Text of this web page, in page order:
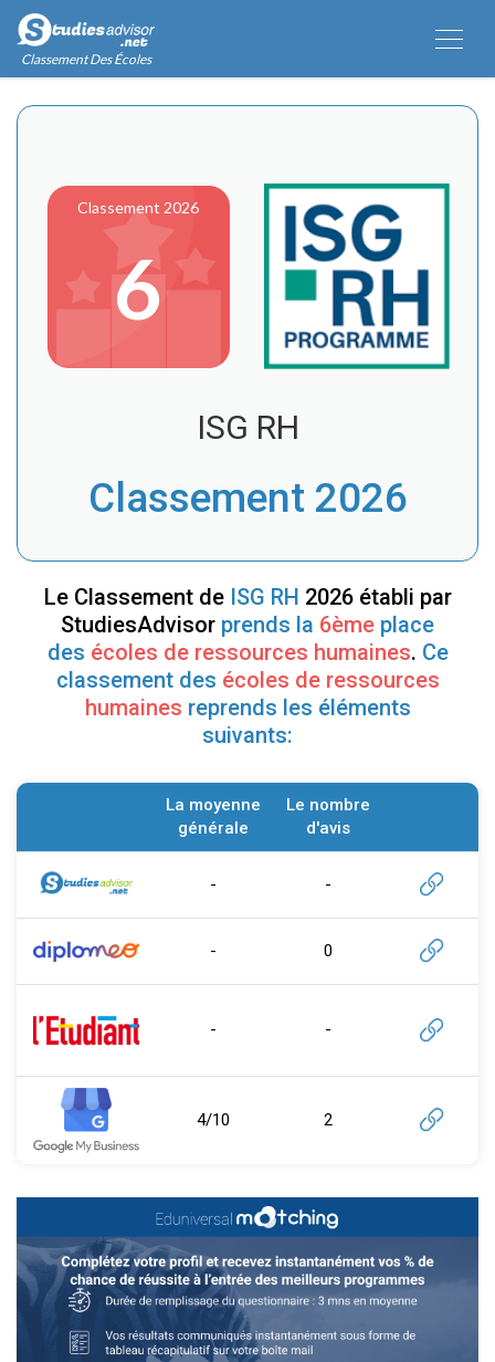
Classement Des Écoles
Classement 2026
6
ISG RH
Classement 2026
Le Classement de ISG RH 2026 établi par
StudiesAdvisor prends la 6ème place
des écoles de ressources humaines. Ce
classement des écoles de ressources
humaines reprends les éléments
suivants:
La moyenne
générale
Le nombre
d'avis
- -
- 0
- -
4/10 2